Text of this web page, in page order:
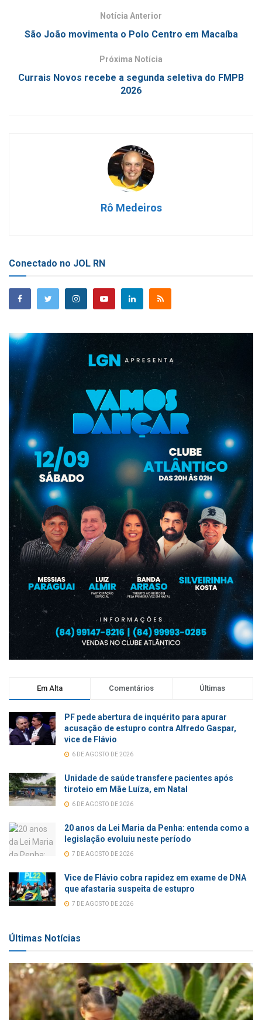
Notícia Anterior
São João movimenta o Polo Centro em Macaíba
Próxima Notícia
Currais Novos recebe a segunda seletiva do FMPB
2026
Rô Medeiros
Conectado no JOL RN
Em Alta Comentários Últimas
PF pede abertura de inquérito para apurar
acusação de estupro contra Alfredo Gaspar,
vice de Flávio
6 DE AGOSTO DE 2026
Unidade de saúde transfere pacientes após
tiroteio em Mãe Luíza, em Natal
6 DE AGOSTO DE 2026
20 anos da Lei Maria da Penha: entenda como a
legislação evoluiu neste período
7 DE AGOSTO DE 2026
Vice de Flávio cobra rapidez em exame de DNA
que afastaria suspeita de estupro
7 DE AGOSTO DE 2026
Últimas Notícias